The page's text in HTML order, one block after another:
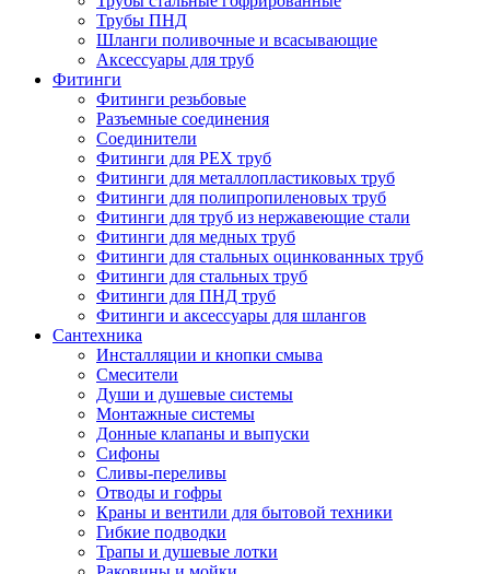
Трубы ПНД
Шланги поливочные и всасывающие
Аксессуары для труб
Фитинги
Фитинги резьбовые
Разъемные соединения
Соединители
Фитинги для PEX труб
Фитинги для металлопластиковых труб
Фитинги для полипропиленовых труб
Фитинги для труб из нержавеющие стали
Фитинги для медных труб
Фитинги для стальных оцинкованных труб
Фитинги для стальных труб
Фитинги для ПНД труб
Фитинги и аксессуары для шлангов
Сантехника
Инсталляции и кнопки смыва
Смесители
Души и душевые системы
Монтажные системы
Донные клапаны и выпуски
Сифоны
Сливы-переливы
Отводы и гофры
Краны и вентили для бытовой техники
Гибкие подводки
Трапы и душевые лотки